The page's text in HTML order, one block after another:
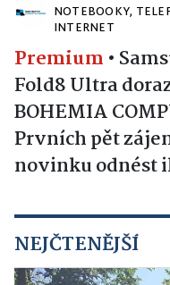
NOTEBOOKY,
INTERNET
Premium •
Fold8 Ultra
BOHEMIA
Prvních pět
novinku odnést
NEJČTENĚJŠÍ